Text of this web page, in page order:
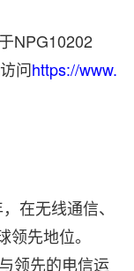
NPG10202
问https://www.
在无线通信、
先地位。
领先的电信运